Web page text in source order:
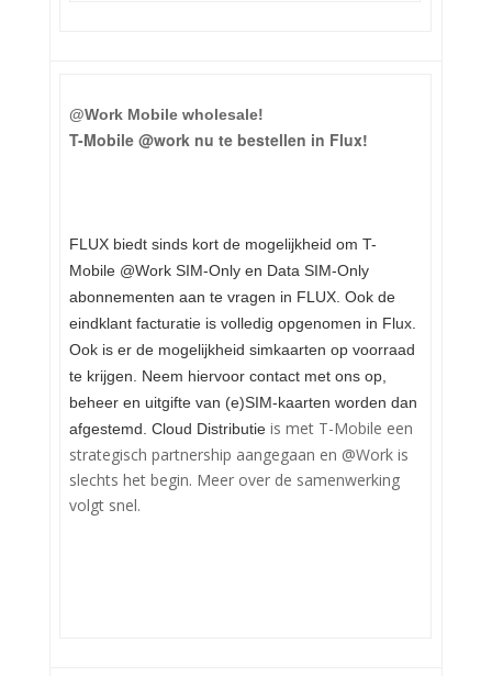
@Work Mobile wholesale!
T-Mobile @work nu te bestellen in Flux!
FLUX biedt sinds kort de mogelijkheid om T-
Mobile @Work SIM-Only en Data SIM-Only
abonnementen aan te vragen in FLUX. Ook de
eindklant facturatie is volledig opgenomen in Flux.
Ook is er de mogelijkheid simkaarten op voorraad
te krijgen. Neem hiervoor contact met ons op,
beheer en uitgifte van (e)SIM-kaarten worden dan
afgestemd. Cloud Distributie is met T-Mobile een
strategisch partnership aangegaan en @Work is
slechts het begin. Meer over de samenwerking
volgt snel.